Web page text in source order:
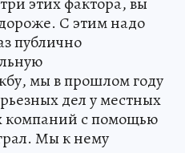
С этим надо
публично
мы в прошлом году
дел у местных
компаний с помощью
Мы к нему